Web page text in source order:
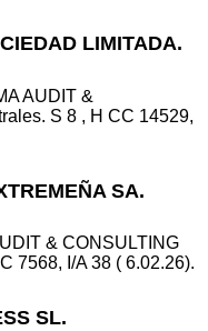
LIMITADA.
AUDIT &
S 8 , H CC 14529,
SA.
& CONSULTING
7568, I/A 38 ( 6.02.26).
SL.